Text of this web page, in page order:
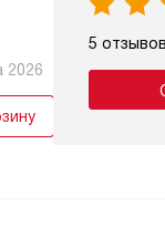
2026
5 отзывов